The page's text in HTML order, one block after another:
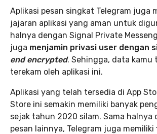
Aplikasi pesan singkat Telegram juga
jajaran aplikasi yang aman untuk
halnya dengan Signal Private
juga menjamin privasi user dengan
end encrypted. Sehingga, data kamu
terekam oleh aplikasi ini.
Aplikasi yang telah tersedia di App
Store ini semakin memiliki banyak
sejak tahun 2020 silam. Sama halnya
pesan lainnya, Telegram juga